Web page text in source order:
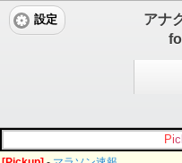
アナ
設定
Pic